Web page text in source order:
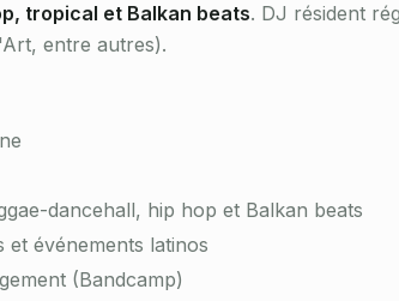
tropical et Balkan beats. DJ résident
entre autres).
dancehall, hip hop et Balkan beats
et événements latinos
(Bandcamp)